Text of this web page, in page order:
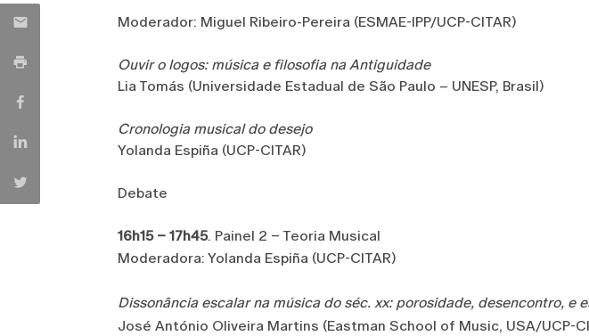
Moderador: Miguel Ribeiro-Pereira (ESMAE-IPP/UCP-CITAR)
Ouvir o logos: música e filosofia na Antiguidade
Lia Tomás (Universidade Estadual de São Paulo – UNESP, Brasil)
Cronologia musical do desejo
Yolanda Espiña (UCP-CITAR)
Debate
16h15 – 17h45. Painel 2 – Teoria Musical
Moderadora: Yolanda Espiña (UCP-CITAR)
Dissonância escalar na música do séc. xx: porosidade, desencontro, e
José António Oliveira Martins (Eastman School of Music, USA/UCP-